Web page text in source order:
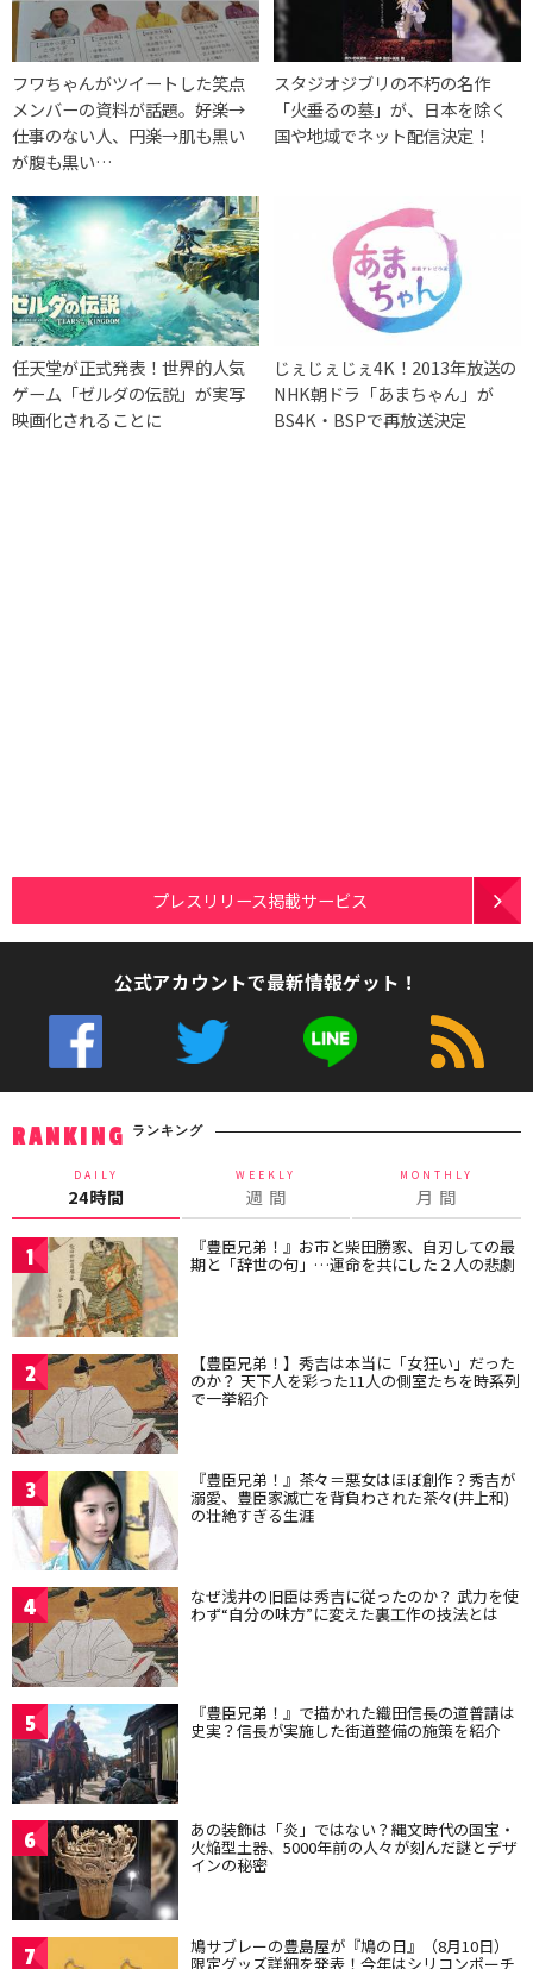
フワちゃんがツイートした笑点
メンバーの資料が話題。好楽→
仕事のない人、円楽→肌も黒い
が腹も黒い…
スタジオジブリの不朽の名作
「火垂るの墓」が、日本を除く
国や地域でネット配信決定！
任天堂が正式発表！世界的人気
ゲーム「ゼルダの伝説」が実写
映画化されることに
じぇじぇじぇ4K！2013年放送の
NHK朝ドラ「あまちゃん」が
BS4K・BSPで再放送決定
プレスリリース掲載サービス
公式アカウントで最新情報ゲット！
RANKING ランキング
DAILY
24時間
WEEKLY
週 間
MONTHLY
月 間
1 『豊臣兄弟！』お市と柴田勝家、自刃しての最
期と「辞世の句」…運命を共にした２人の悲劇
2 【豊臣兄弟！】秀吉は本当に「女狂い」だった
のか？ 天下人を彩った11人の側室たちを時系列
で一挙紹介
3 『豊臣兄弟！』茶々＝悪女はほぼ創作？秀吉が
溺愛、豊臣家滅亡を背負わされた茶々(井上和)
の壮絶すぎる生涯
4 なぜ浅井の旧臣は秀吉に従ったのか？ 武力を使
わず“自分の味方”に変えた裏工作の技法とは
5 『豊臣兄弟！』で描かれた織田信長の道普請は
史実？信長が実施した街道整備の施策を紹介
6 あの装飾は「炎」ではない？縄文時代の国宝・
火焔型土器、5000年前の人々が刻んだ謎とデザ
インの秘密
7 鳩サブレーの豊島屋が『鳩の日』（8月10日）
限定グッズ詳細を発表！今年はシリコンポーチ